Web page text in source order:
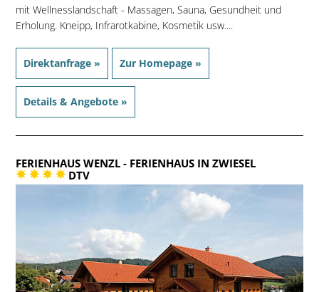
mit Wellnesslandschaft - Massagen, Sauna, Gesundheit und
Erholung. Kneipp, Infrarotkabine, Kosmetik usw....
Direktanfrage » Zur Homepage »
Details & Angebote »
FERIENHAUS WENZL- FERIENHAUS IN ZWIESEL
DTV